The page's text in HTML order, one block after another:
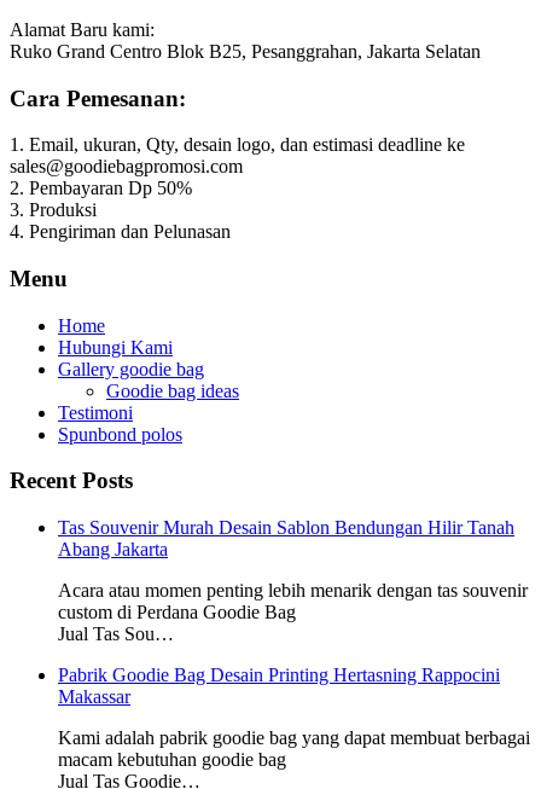
Alamat Baru kami:
Ruko Grand Centro Blok B25, Pesanggrahan, Jakarta Selatan
Cara Pemesanan:
1. Email, ukuran, Qty, desain logo, dan estimasi deadline ke
sales@goodiebagpromosi.com
2. Pembayaran Dp 50%
3. Produksi
4. Pengiriman dan Pelunasan
Menu
Home
Hubungi Kami
Gallery goodie bag
Goodie bag ideas
Testimoni
Spunbond polos
Recent Posts
Tas Souvenir Murah Desain Sablon Bendungan Hilir Tanah
Abang Jakarta
Acara atau momen penting lebih menarik dengan tas souvenir
custom di Perdana Goodie Bag
Jual Tas Sou…
Pabrik Goodie Bag Desain Printing Hertasning Rappocini
Makassar
Kami adalah pabrik goodie bag yang dapat membuat berbagai
macam kebutuhan goodie bag
Jual Tas Goodie…